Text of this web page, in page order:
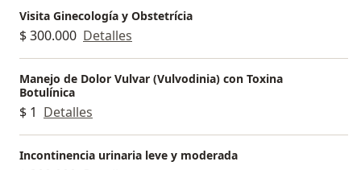
Visita Ginecología y Obstetrícia
$ 300.000 Detalles
Manejo de Dolor Vulvar (Vulvodinia) con Toxina
Botulínica
$ 1 Detalles
Incontinencia urinaria leve y moderada